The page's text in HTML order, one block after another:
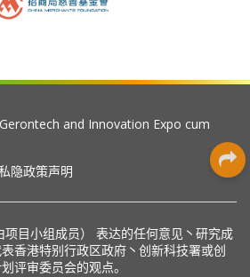
and Innovation Expo cum
隐政策声明
目小组成员） 表达的任何意见丶研究成
香港特别行政区政府丶创新科技署或创
评审委员会的观点。